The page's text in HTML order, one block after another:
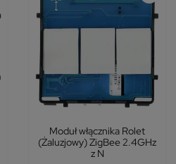
Moduł włącznika Rolet
(Żaluzjowy) ZigBee 2.4GHz
z N